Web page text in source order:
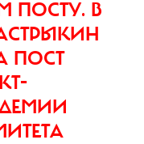
ПОСТУ. В
ПОСТ